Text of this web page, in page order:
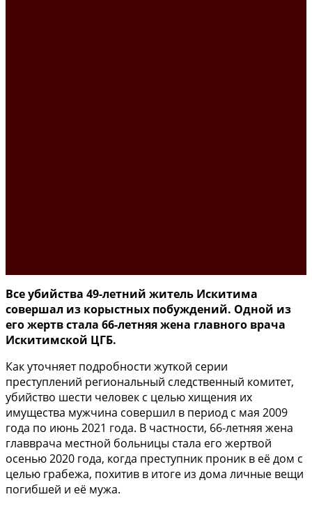
Все убийства 49-летний житель Искитима
совершал из корыстных побуждений. Одной из
его жертв стала 66-летняя жена главного врача
Искитимской ЦГБ.
Как уточняет подробности жуткой серии
преступлений региональный следственный комитет,
убийство шести человек с целью хищения их
имущества мужчина совершил в период с мая 2009
года по июнь 2021 года. В частности, 66-летняя жена
главврача местной больницы стала его жертвой
осенью 2020 года, когда преступник проник в её дом с
целью грабежа, похитив в итоге из дома личные вещи
погибшей и её мужа.